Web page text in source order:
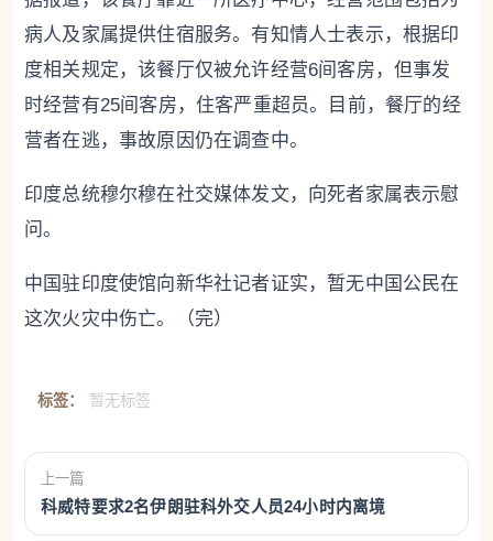
病人及家属提供住宿服务。有知情人士表示，根据印
度相关规定，该餐厅仅被允许经营6间客房，但事发
时经营有25间客房，住客严重超员。目前，餐厅的经
营者在逃，事故原因仍在调查中。
印度总统穆尔穆在社交媒体发文，向死者家属表示慰
问。
中国驻印度使馆向新华社记者证实，暂无中国公民在
这次火灾中伤亡。（完）
标签： 暂无标签
上一篇
科威特要求2名伊朗驻科外交人员24小时内离境